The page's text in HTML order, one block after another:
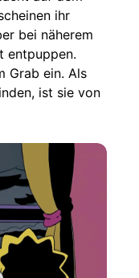
ihr
bei näherem
entpuppen.
Grab ein. Als
ist sie von